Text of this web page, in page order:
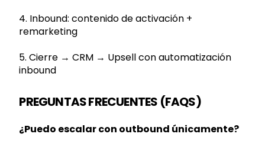
4. Inbound: contenido de activación +
remarketing
5. Cierre → CRM → Upsell con automatización
inbound
PREGUNTAS FRECUENTES (FAQS)
¿Puedo escalar con outbound únicamente?